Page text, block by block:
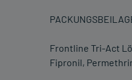
Frontline Tri-Act
Fipronil,